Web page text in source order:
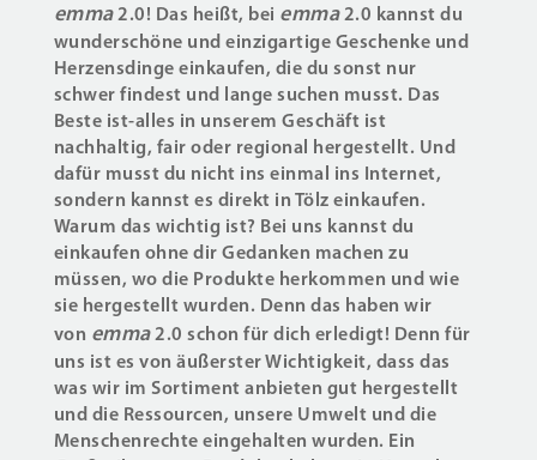
emma2.0! Das heißt, bei emma2.0 kannst du
wunderschöne und einzigartige Geschenke und
Herzensdinge einkaufen, die du sonst nur
schwer findest und lange suchen musst. Das
Beste ist-alles in unserem Geschäft ist
nachhaltig, fair oder regional hergestellt. Und
dafür musst du nicht ins einmal ins Internet,
sondern kannst es direkt in Tölz einkaufen.
Warum das wichtig ist? Bei uns kannst du
einkaufen ohne dir Gedanken machen zu
müssen, wo die Produkte herkommen und wie
sie hergestellt wurden. Denn das haben wir
von emma2.0 schon für dich erledigt! Denn für
uns ist es von äußerster Wichtigkeit, dass das
was wir im Sortiment anbieten gut hergestellt
und die Ressourcen, unsere Umwelt und die
Menschenrechte eingehalten wurden. Ein